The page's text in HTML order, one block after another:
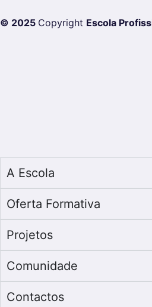
© 2025 Copyright Escola
A Escola
Oferta Formativa
Projetos
Comunidade
Contactos